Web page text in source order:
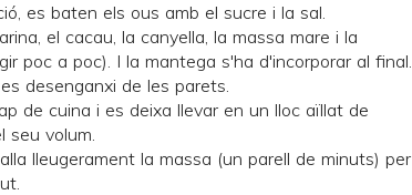
es baten els ous amb el sucre i la sal.
el cacau, la canyella, la massa mare i la
poc a poc). I la mantega s'ha d'incorporar al final.
desenganxi de les parets.
de cuina i es deixa llevar en un lloc aïllat de
seu volum.
lleugerament la massa (un parell de minuts) per